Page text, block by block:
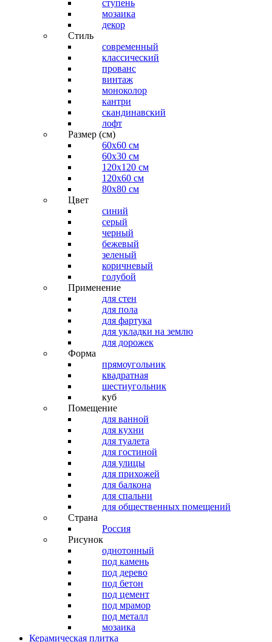
ступень
мозаика
декор
Стиль
современный
классический
прованс
винтаж
моноколор
кантри
скандинавский
лофт
Размер (см)
60х60 см
60x30 см
120x120 см
120x60 см
80x80 см
Цвет
синий
серый
черный
бежевый
зеленый
коричневый
голубой
Применение
для стен
для пола
для фартука
для укладки на землю
для дорожек
Форма
прямоугольник
квадратная
шестиугольник
куб
Помещение
для ванной
для кухни
для туалета
для гостиной
для улицы
для прихожей
для балкона
для спальни
для общественных помещений
Страна
Россия
Рисунок
однотонный
под камень
под дерево
под бетон
под цемент
под мрамор
под металл
мозаика
Керамическая плитка